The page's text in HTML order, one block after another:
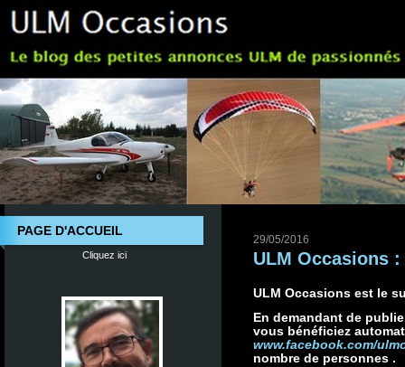
PAGE D'ACCUEIL
Cliquez ici
29/05/2016
ULM Occasions
ULM Occasions est le
En demandant de
vous bénéficiez
www.facebook.com/
nombre de personnes .